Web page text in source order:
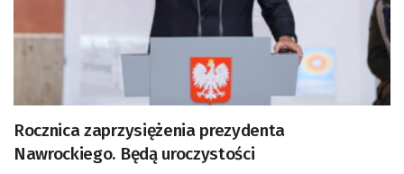
Rocznica zaprzysiężenia prezydenta
Nawrockiego. Będą uroczystości